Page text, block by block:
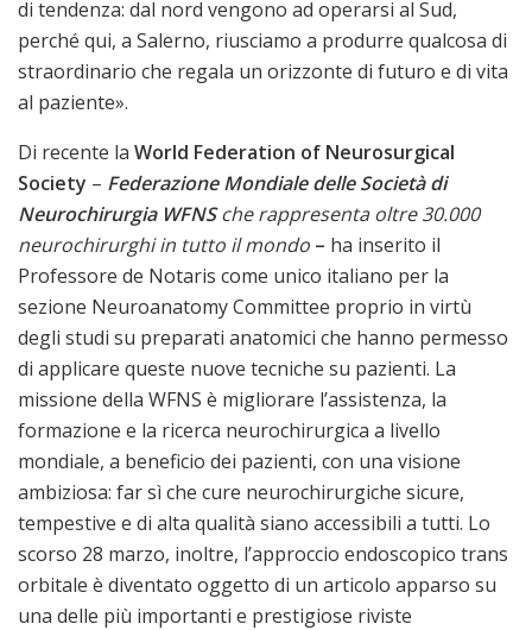
di tendenza: dal nord vengono ad operarsi al Sud,
perché qui, a Salerno, riusciamo a produrre qualcosa di
straordinario che regala un orizzonte di futuro e di vita
al paziente».
Di recente la World Federation of Neurosurgical
Society – Federazione Mondiale delle Società di
Neurochirurgia WFNSche rappresenta oltre 30.000
neurochirurghi in tutto il mondo – ha inserito il
Professore de Notaris come unico italiano per la
sezione Neuroanatomy Committee proprio in virtù
degli studi su preparati anatomici che hanno permesso
di applicare queste nuove tecniche su pazienti. La
missione della WFNS è migliorare l’assistenza, la
formazione e la ricerca neurochirurgica a livello
mondiale, a beneficio dei pazienti, con una visione
ambiziosa: far sì che cure neurochirurgiche sicure,
tempestive e di alta qualità siano accessibili a tutti. Lo
scorso 28 marzo, inoltre, l’approccio endoscopico trans
orbitale è diventato oggetto di un articolo apparso su
una delle più importanti e prestigiose riviste